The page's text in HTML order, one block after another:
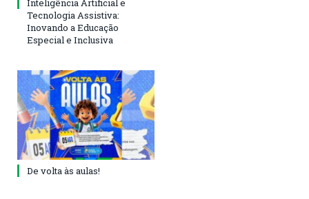
Inteligência Artificial e
Tecnologia Assistiva:
Inovando a Educação
Especial e Inclusiva
De volta às aulas!